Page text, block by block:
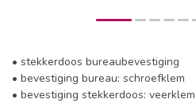
• stekkerdoos bureaubevestiging
• bevestiging bureau: schroefklem
• bevestiging stekkerdoos: veerklem